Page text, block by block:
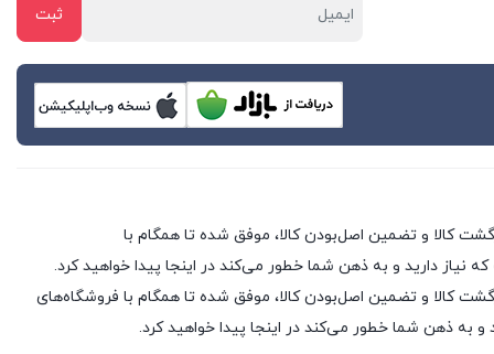
نیاز دارید و به ذهن شما خطور می‌کند در اینجا پیدا خواهید کرد.
فروشگاه های اینترنتی با بیش از یک دهه تجربه، با پایبندی به سه اصل کلیدی، پرداخت در محل، ۷ روز ضمانت بازگشت کالا و تضمین اصل‌بودن کالا، موفق شده تا همگام با فروشگاه‌های
و به ذهن شما خطور می‌کند در اینجا پیدا خواهید کرد.